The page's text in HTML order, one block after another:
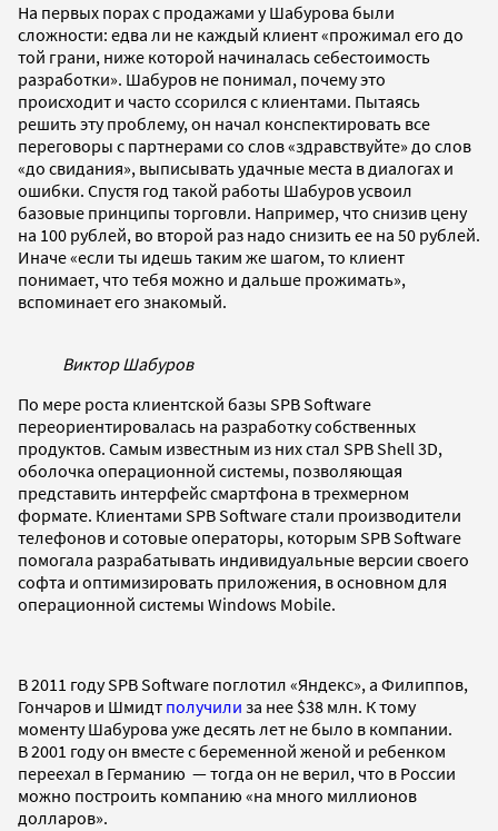
На первых порах с продажами у Шабурова были
сложности: едва ли не каждый клиент «прожимал его до
той грани, ниже которой начиналась себестоимость
разработки». Шабуров не понимал, почему это
происходит и часто ссорился с клиентами. Пытаясь
решить эту проблему, он начал конспектировать все
переговоры с партнерами со слов «здравствуйте» до слов
«до свидания», выписывать удачные места в диалогах и
ошибки. Спустя год такой работы Шабуров усвоил
базовые принципы торговли. Например, что снизив цену
на 100 рублей, во второй раз надо снизить ее на 50 рублей.
Иначе «если ты идешь таким же шагом, то клиент
понимает, что тебя можно и дальше прожимать»,
вспоминает его знакомый.
Виктор Шабуров
По мере роста клиентской базы SPB Software
переориентировалась на разработку собственных
продуктов. Самым известным из них стал SPB Shell 3D,
оболочка операционной системы, позволяющая
представить интерфейс смартфона в трехмерном
формате. Клиентами SPB Software стали производители
телефонов и сотовые операторы, которым SPB Software
помогала разрабатывать индивидуальные версии своего
софта и оптимизировать приложения, в основном для
операционной системы Windows Mobile.
В 2011 году SPB Software поглотил «Яндекс», а Филиппов,
Гончаров и Шмидт получили за нее $38 млн. К тому
моменту Шабурова уже десять лет не было в компании.
В 2001 году он вместе с беременной женой и ребенком
переехал в Германию — тогда он не верил, что в России
можно построить компанию «на много миллионов
долларов».